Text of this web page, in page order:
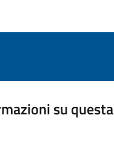
su questa